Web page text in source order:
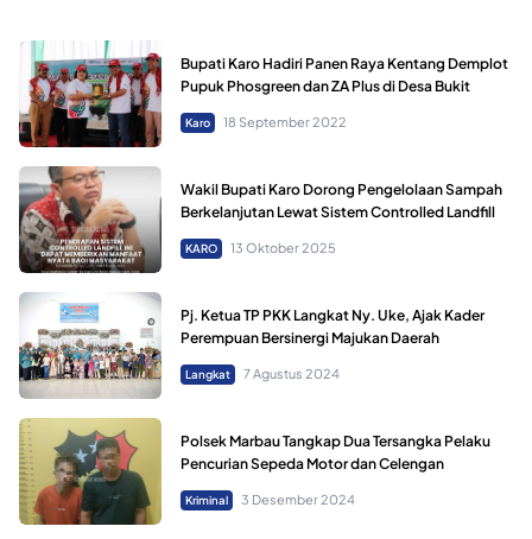
Bupati Karo Hadiri Panen Raya Kentang Demplot
Pupuk Phosgreen dan ZA Plus di Desa Bukit
Karo 18 September 2022
Wakil Bupati Karo Dorong Pengelolaan Sampah
Berkelanjutan Lewat Sistem Controlled Landfill
KARO 13 Oktober 2025
Pj. Ketua TP PKK Langkat Ny. Uke, Ajak Kader
Perempuan Bersinergi Majukan Daerah
Langkat 7 Agustus 2024
Polsek Marbau Tangkap Dua Tersangka Pelaku
Pencurian Sepeda Motor dan Celengan
Kriminal 3 Desember 2024